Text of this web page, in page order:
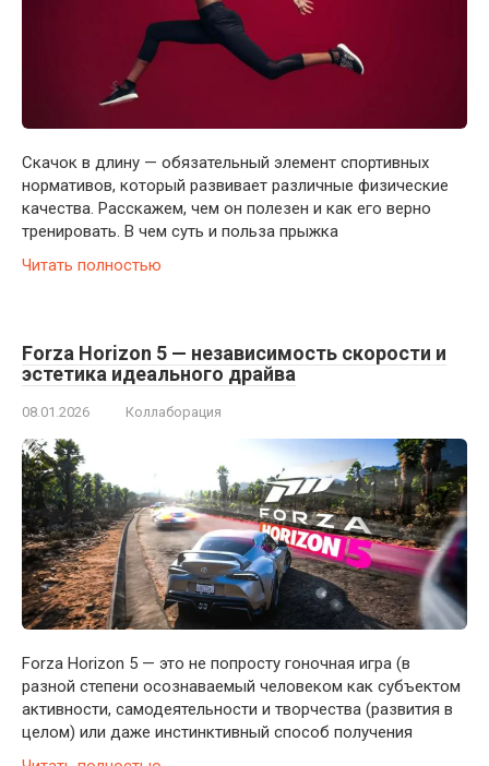
Скачок в длину — обязательный элемент спортивных
нормативов, который развивает различные физические
качества. Расскажем, чем он полезен и как его верно
тренировать. В чем суть и польза прыжка
Читать полностью
Forza Horizon 5 — независимость скорости и
эстетика идеального драйва
08.01.2026 Коллаборация
Forza Horizon 5 — это не попросту гоночная игра (в
разной степени осознаваемый человеком как субъектом
активности, самодеятельности и творчества (развития в
целом) или даже инстинктивный способ получения